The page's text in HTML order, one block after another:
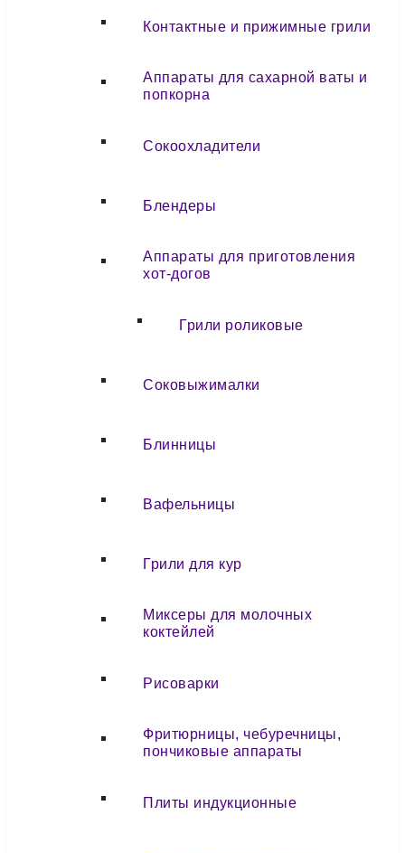
Контактные и прижимные грили
Аппараты для сахарной ваты и
попкорна
Сокоохладители
Блендеры
Аппараты для приготовления
хот-догов
Грили роликовые
Соковыжималки
Блинницы
Вафельницы
Грили для кур
Миксеры для молочных
коктейлей
Рисоварки
Фритюрницы, чебуречницы,
пончиковые аппараты
Плиты индукционные